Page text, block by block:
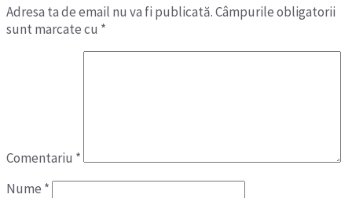
Adresa ta de email nu va fi publicată.Câmpurile obligatorii
sunt marcate cu *
Comentariu *
Nume *